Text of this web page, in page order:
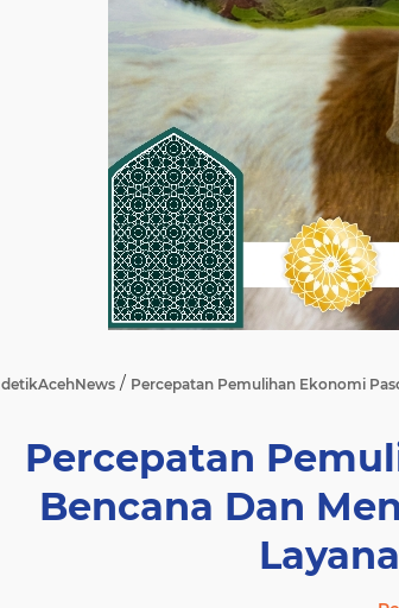
detikAcehNews / Percepatan Pemulihan Ekonomi
Percepatan
Bencana Dan